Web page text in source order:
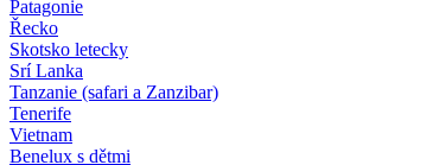
Patagonie
Řecko
Skotsko letecky
Srí Lanka
Tanzanie (safari a Zanzibar)
Tenerife
Vietnam
Benelux s dětmi